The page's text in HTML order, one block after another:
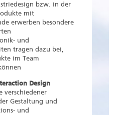
bzw. in der
mit
erwerben besondere
und
tragen dazu bei,
im Team
Design
verschiedener
Gestaltung und
und